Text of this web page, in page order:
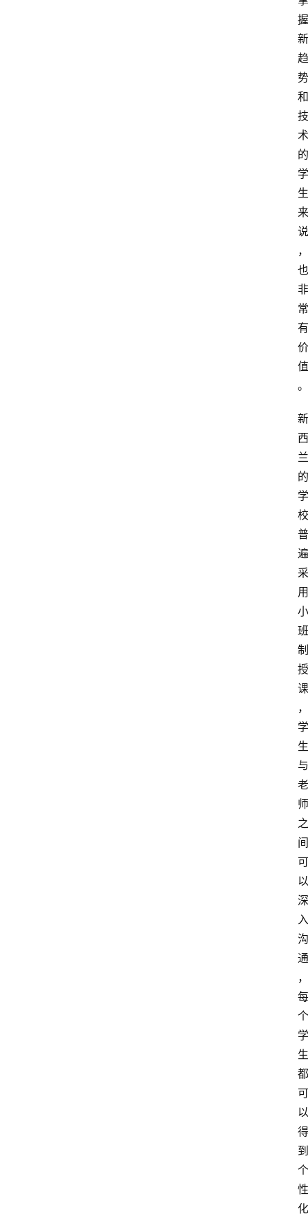
握
新
趋
势
和
技
术
的
学
生
来
说
，
也
非
常
有
价
值
。
新
西
兰
的
学
校
普
遍
采
用
小
班
制
授
课
，
学
生
与
老
师
之
间
可
以
深
入
沟
通
，
每
个
学
生
都
可
以
得
到
个
性
化